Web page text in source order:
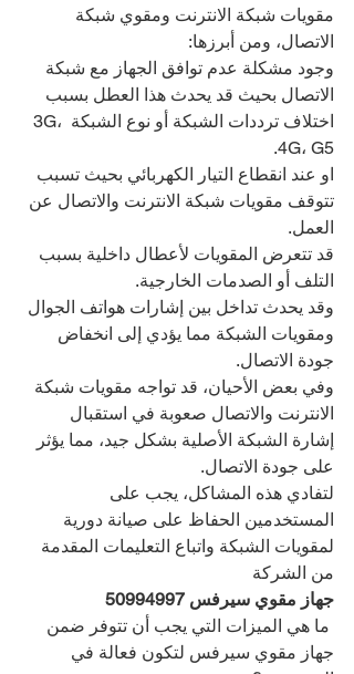
مقويات شبكة الانترنت ومقوي شبكة
الاتصال، ومن أبرزها:
وجود مشكلة عدم توافق الجهاز مع شبكة
الاتصال بحيث قد يحدث هذا العطل بسبب
اختلاف ترددات الشبكة أو نوع الشبكة 3G،
4G، G5.
او عند انقطاع التيار الكهربائي بحيث تسبب
تتوقف مقويات شبكة الانترنت والاتصال عن
العمل.
قد تتعرض المقويات لأعطال داخلية بسبب
التلف أو الصدمات الخارجية.
وقد يحدث تداخل بين إشارات هواتف الجوال
ومقويات الشبكة مما يؤدي إلى انخفاض
جودة الاتصال.
وفي بعض الأحيان، قد تواجه مقويات شبكة
الانترنت والاتصال صعوبة في استقبال
إشارة الشبكة الأصلية بشكل جيد، مما يؤثر
على جودة الاتصال.
لتفادي هذه المشاكل، يجب على
المستخدمين الحفاظ على صيانة دورية
لمقويات الشبكة واتباع التعليمات المقدمة
من الشركة
جهاز مقوي سيرفس 50994997
ما هي الميزات التي يجب أن تتوفر ضمن
جهاز مقوي سيرفس لتكون فعالة في